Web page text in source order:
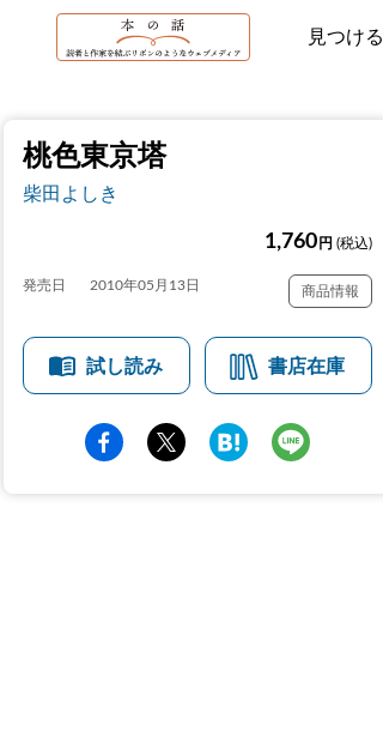
見つける
桃色東京塔
柴田よしき
1,760 円 (税込)
発売日 2010年05月13日 商品情報
試し読み 書店在庫